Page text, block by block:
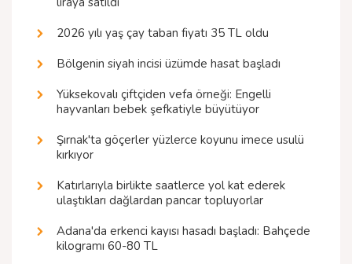
2026 yılı yaş çay taban fiyatı 35 TL oldu
Bölgenin siyah incisi üzümde hasat başladı
Yüksekovalı çiftçiden vefa örneği: Engelli
hayvanları bebek şefkatiyle büyütüyor
Şırnak'ta göçerler yüzlerce koyunu imece usulü
kırkıyor
Katırlarıyla birlikte saatlerce yol kat ederek
ulaştıkları dağlardan pancar topluyorlar
Adana'da erkenci kayısı hasadı başladı: Bahçede
kilogramı 60-80 TL